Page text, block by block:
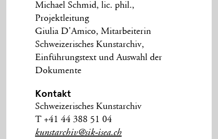
Michael Schmid, lic. phil.,
Projektleitung
Giulia D'Amico, Mitarbeiterin
Schweizerisches Kunstarchiv,
Einführungstext und Auswahl der
Dokumente
Kontakt
Schweizerisches Kunstarchiv
T +41 44 388 51 04
kunstarchiv@sik-isea.ch